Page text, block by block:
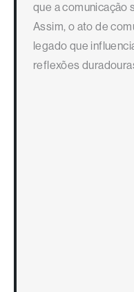
que a comunicação
Assim, o ato de
legado que
reflexões